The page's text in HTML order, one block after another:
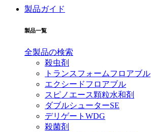
製品ガイド
製品一覧
全製品の検索
殺虫剤
トランスフォームフロアブル
エクシードフロアブル
スピノエース顆粒水和剤
ダブルシューターSE
デリゲートWDG
殺菌剤